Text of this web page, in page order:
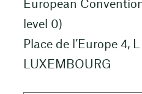
European
level 0)
Place de l’Europe 4,
LUXEMBOURG